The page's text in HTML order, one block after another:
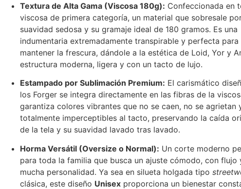
Textura de Alta Gama (Viscosa 180g): Confeccionada en
viscosa de primera categoría, un material que sobresale
suavidad sedosa y su gramaje ideal de 180 gramos. Es una
indumentaria extremadamente transpirable y perfecta para
mantener la frescura, dándole a la estética de Loid, Yor y
estructura moderna, ligera y con un tacto de lujo.
Estampado por Sublimación Premium: El carismático
los Forger se integra directamente en las fibras de la
garantiza colores vibrantes que no se caen, no se agrietan
totalmente imperceptibles al tacto, preservando la caída
de la tela y su suavidad lavado tras lavado.
Horma Versátil (Oversize o Normal): Un corte moderno
para toda la familia que busca un ajuste cómodo, con flujo
mucha personalidad. Ya sea en silueta holgada tipo
clásica, este diseño Unisex proporciona un bienestar